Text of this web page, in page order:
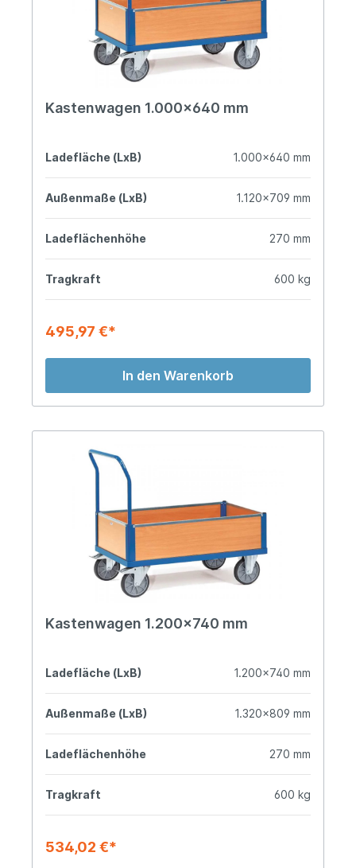
Kastenwagen 1.000x640 mm
Ladefläche (LxB) 1.000x640 mm
Außenmaße (LxB) 1.120x709 mm
Ladeflächenhöhe 270 mm
Tragkraft 600 kg
495,97 €*
In den Warenkorb
Kastenwagen 1.200x740 mm
Ladefläche (LxB) 1.200x740 mm
Außenmaße (LxB) 1.320x809 mm
Ladeflächenhöhe 270 mm
Tragkraft 600 kg
534,02 €*